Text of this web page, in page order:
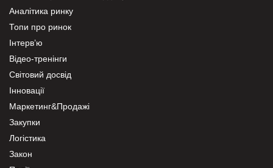
Аналітика ринку
Топи про ринок
Інтерв’ю
Відео-тренінги
Світовий досвід
Інновації
Маркетинг&Продажі
Закупки
Логістика
Закон